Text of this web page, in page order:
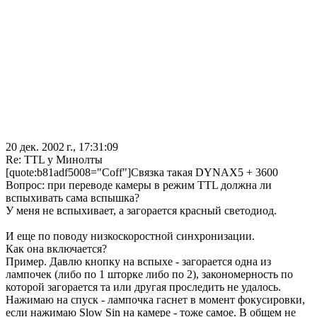
20 дек. 2002 г., 17:31:09
Re: TTL у Минолты
[quote:b81adf5008="Coff"]Связка такая DYNAX5 + 3600
Вопрос: при переводе камеры в режим TTL должна ли
вспыхивать сама вспышка?
У меня не вспыхивает, а загорается красный светодиод.
И еще по поводу низкоскоростной синхронизации.
Как она включается?
Пример. Давлю кнопку на вспыхе - загорается одна из
лампочек (либо по 1 шторке либо по 2), закономерность по
которой загорается та или другая проследить не удалось.
Нажимаю на спуск - лампочка гаснет в момент фокусировки,
если нажимаю Slow Sin на камере - тоже самое. В общем не